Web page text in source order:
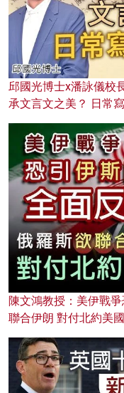
邱國光博士x潘詠儀校
承文言文之美？ 日常
陳文鴻教授：美伊戰
聯合伊朗 對付北約美